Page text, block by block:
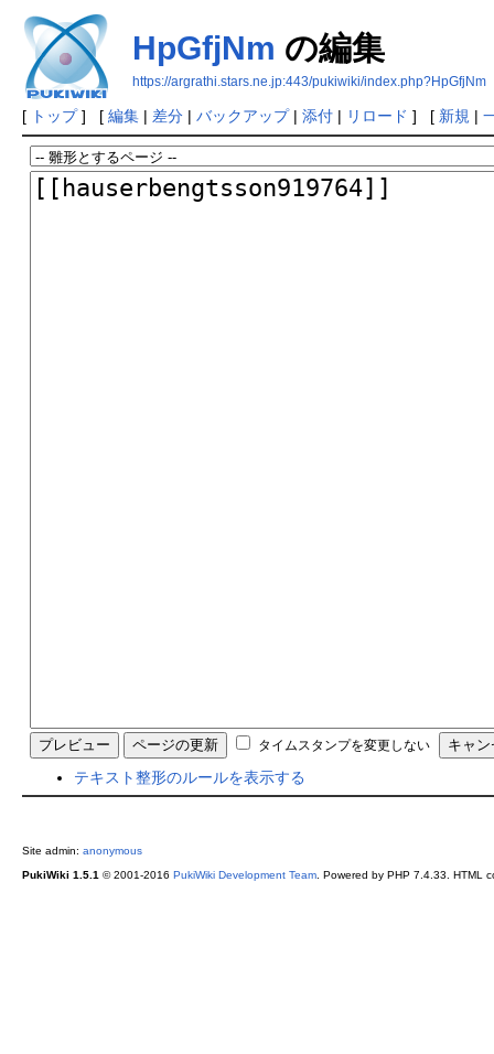
HpGfjNm の編集
https://argrathi.stars.ne.jp:443/pukiwiki/index.php?HpGfjNm
[ トップ] [ 編集| 差分| バックアップ| 添付| リロード ] [ 新規 |
タイムスタンプを変更しない
テキスト整形のルールを表示する
Site admin: anonymous
PukiWiki 1.5.1 © 2001-2016 PukiWiki Development Team. Powered by PHP 7.4.33. HTML